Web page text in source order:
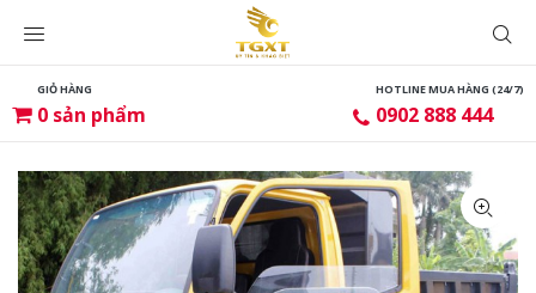
GIỎ HÀNG
0 sản phẩm
HOTLINE MUA HÀNG (24/7)
0902 888 444